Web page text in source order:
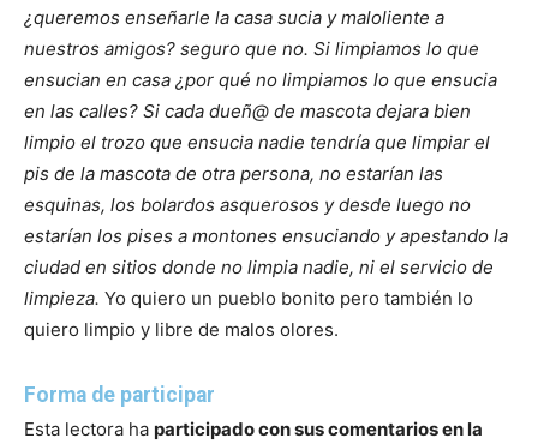
¿queremos enseñarle la casa sucia y maloliente a
nuestros amigos? seguro que no. Si limpiamos lo que
ensucian en casa ¿por qué no limpiamos lo que ensucia
en las calles? Si cada dueñ@ de mascota dejara bien
limpio el trozo que ensucia nadie tendría que limpiar el
pis de la mascota de otra persona, no estarían las
esquinas, los bolardos asquerosos y desde luego no
estarían los pises a montones ensuciando y apestando la
ciudad en sitios donde no limpia nadie, ni el servicio de
limpieza. Yo quiero un pueblo bonito pero también lo
quiero limpio y libre de malos olores.
Forma de participar
Esta lectora ha participado con sus comentarios en la